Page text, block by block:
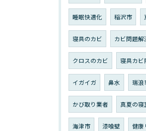
睡眠快適化 稲沢市
寝具のカビ カビ問題解
クロスのカビ 寝具カビ
イガイガ 鼻水 瑞浪
かび取り業者 真夏の寝
海津市 漆喰壁 健康